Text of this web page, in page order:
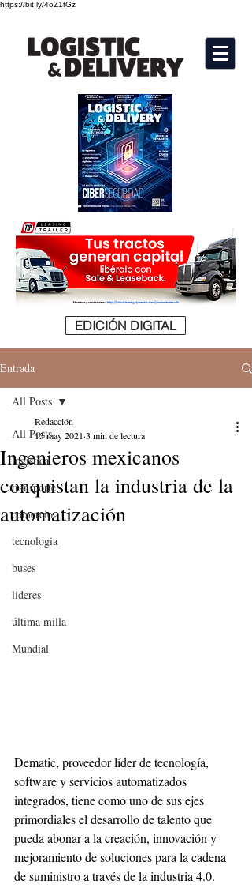
https://bit.ly/4oZ1tGz
EDICIÓN DIGITAL
Entrada
All Posts
logistica
transporte
comercio
tecnologia
buses
lideres
última milla
Mundial
All Posts
Ingenieros mexicanos
conquistan la industria de la
automatización
Redacción
15 may 2021 3 min de lectura
Dematic, proveedor líder de tecnología,
software y servicios automatizados
integrados, tiene como uno de sus ejes
primordiales el desarrollo de talento que
pueda abonar a la creación, innovación y
mejoramiento de soluciones para la cadena
de suministro a través de la industria 4.0.